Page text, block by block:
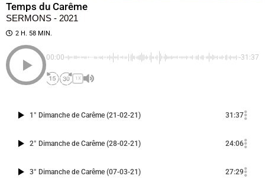
Temps du Carême
SERMONS - 2021
2 H. 58 MIN.
00:00 -31:37
1X
1° Dimanche de Carême (21-02-21) 31:37
2° Dimanche de Carême (28-02-21) 24:06
3° Dimanche de Carême (07-03-21) 27:29